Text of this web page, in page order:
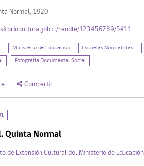
Normal, 1920
handle/123456789/5411
Ministerio de Educación Escuelas Normalistas
Fotografía Documental Social
Compartir
Quinta Normal
de Extensión Cultural del Ministerio de Educación